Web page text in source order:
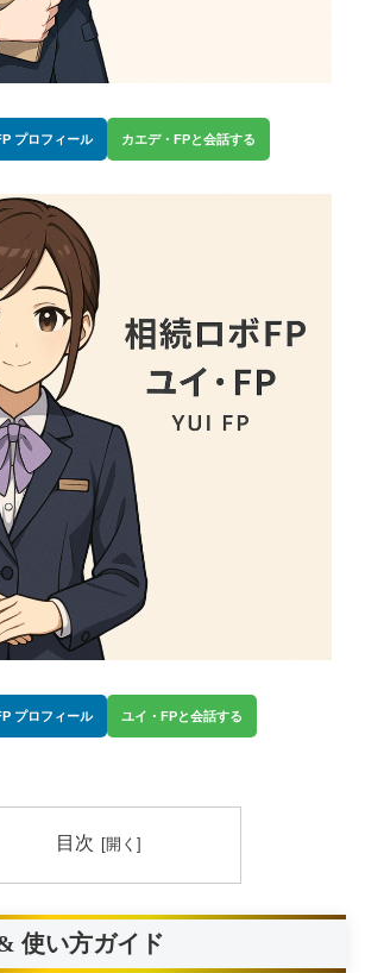
プロフィール カエデ・FPと会話する
プロフィール ユイ・FPと会話する
目次
使い方ガイド